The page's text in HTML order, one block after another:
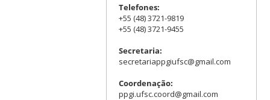
Telefones:
+55 (48) 3721-9819
+55 (48) 3721-9455
Secretaria:
secretariappgiufsc@gmail.com
Coordenação:
ppgi.ufsc.coord@gmail.com